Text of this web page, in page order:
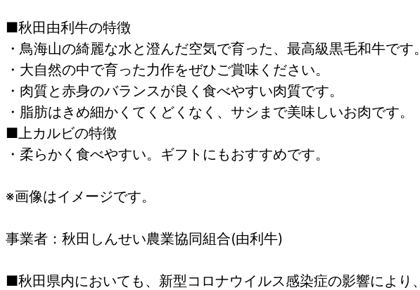
■秋田由利牛の特徴
・鳥海山の綺麗な水と澄んだ空気で育った、最高級黒毛和牛です。
・大自然の中で育った力作をぜひご賞味ください。
・肉質と赤身のバランスが良く食べやすい肉質です。
・脂肪はきめ細かくてくどくなく、サシまで美味しいお肉です。
■上カルビの特徴
・柔らかく食べやすい。ギフトにもおすすめです。
※画像はイメージです。
事業者：秋田しんせい農業協同組合(由利牛)
■秋田県内においても、新型コロナウイルス感染症の影響により、